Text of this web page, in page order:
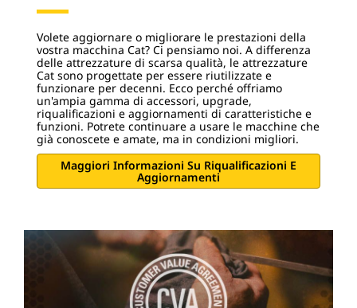
Volete aggiornare o migliorare le prestazioni della
vostra macchina Cat? Ci pensiamo noi. A differenza
delle attrezzature di scarsa qualità, le attrezzature
Cat sono progettate per essere riutilizzate e
funzionare per decenni. Ecco perché offriamo
un'ampia gamma di accessori, upgrade,
riqualificazioni e aggiornamenti di caratteristiche e
funzioni. Potrete continuare a usare le macchine che
già conoscete e amate, ma in condizioni migliori.
Maggiori Informazioni Su Riqualificazioni E
Aggiornamenti